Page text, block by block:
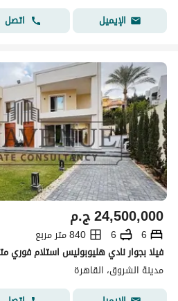
الإيميل
اتصل
ج.م24,500,000
6
6
840 متر مربع
مدينة الشروق، القاهرة